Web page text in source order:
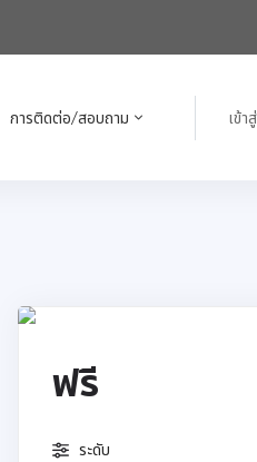
การติดต่อ/สอบถาม เข้า
ฟรี
ระดับ